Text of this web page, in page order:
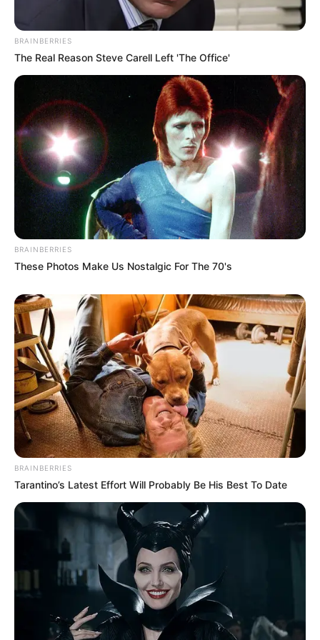
Kewarganegaraan: Korea Selatan
Pendidikan: –
Agama: –
Zodiak: Aquarius
Tinggi Badan: 181 cm
Berat Badan: 65 kg
Golongan Darah: A
Orangtua: –
Saudara: –
Pacar: –
Profesi: Penyanyi, Penari, Aktor
Facebook:-
Twitter:
@ikon_chan_w000
Instagram:@chan_w000
TikTok: –
Youtube:찬우살이
Fakta Menarik
Satu-satunya anggota yang bukan bagian dari Tim B di WIN.
Dulu berada di bawah Kids Planet Entertainment (2005-2010)
dan Fantagio Entertainment (2010-2014).
Muncul di MV
Balloons milik TVXQ
yang lebih muda.
Memainkan Lee Min Ho muda dalam drama
Flowers
The Heirs(2013).
Suka bermain video game.
BRAINBERRIES
The Real Reason Steve Carell Left 'The Office'
BRAINBERRIES
These Photos Make Us Nostalgic For The 70's
BRAINBERRIES
Tarantino’s Latest Effort Will Probably Be His Best To Date